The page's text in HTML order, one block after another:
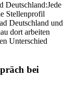
Deutschland:Jede
Stellenprofil
Deutschland und
dort arbeiten
Unterschied
bei